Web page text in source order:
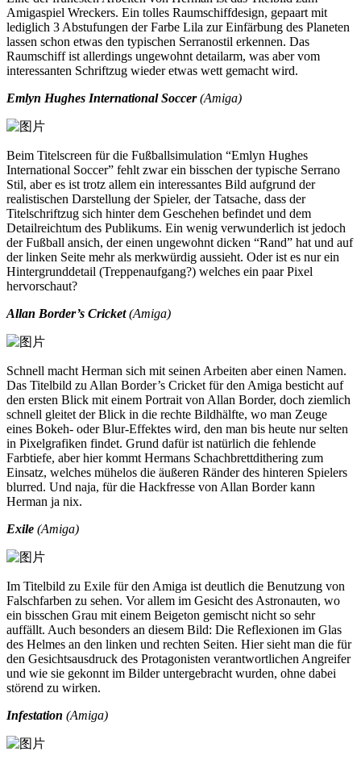
Amigaspiel Wreckers. Ein tolles Raumschiffdesign, gepaart mit
lediglich 3 Abstufungen der Farbe Lila zur Einfärbung des Planeten
lassen schon etwas den typischen Serranostil erkennen. Das
Raumschiff ist allerdings ungewohnt detailarm, was aber vom
interessanten Schriftzug wieder etwas wett gemacht wird.
Emlyn Hughes International Soccer(Amiga)
Beim Titelscreen für die Fußballsimulation “Emlyn Hughes
International Soccer” fehlt zwar ein bisschen der typische Serrano
Stil, aber es ist trotz allem ein interessantes Bild aufgrund der
realistischen Darstellung der Spieler, der Tatsache, dass der
Titelschriftzug sich hinter dem Geschehen befindet und dem
Detailreichtum des Publikums. Ein wenig verwunderlich ist jedoch
der Fußball ansich, der einen ungewohnt dicken “Rand” hat und auf
der linken Seite mehr als merkwürdig aussieht. Oder ist es nur ein
Hintergrunddetail (Treppenaufgang?) welches ein paar Pixel
hervorschaut?
Allan Border’s Cricket(Amiga)
Schnell macht Herman sich mit seinen Arbeiten aber einen Namen.
Das Titelbild zu Allan Border’s Cricket für den Amiga besticht auf
den ersten Blick mit einem Portrait von Allan Border, doch ziemlich
schnell gleitet der Blick in die rechte Bildhälfte, wo man Zeuge
eines Bokeh- oder Blur-Effektes wird, den man bis heute nur selten
in Pixelgrafiken findet. Grund dafür ist natürlich die fehlende
Farbtiefe, aber hier kommt Hermans Schachbrettdithering zum
Einsatz, welches mühelos die äußeren Ränder des hinteren Spielers
blurred. Und naja, für die Hackfresse von Allan Border kann
Herman ja nix.
Exile (Amiga)
Im Titelbild zu Exile für den Amiga ist deutlich die Benutzung von
Falschfarben zu sehen. Vor allem im Gesicht des Astronauten, wo
ein bisschen Grau mit einem Beigeton gemischt nicht so sehr
auffällt. Auch besonders an diesem Bild: Die Reflexionen im Glas
des Helmes an den linken und rechten Seiten. Hier sieht man die für
den Gesichtsausdruck des Protagonisten verantwortlichen Angreifer
und wie sie gekonnt im Bilder untergebracht wurden, ohne dabei
störend zu wirken.
Infestation (Amiga)